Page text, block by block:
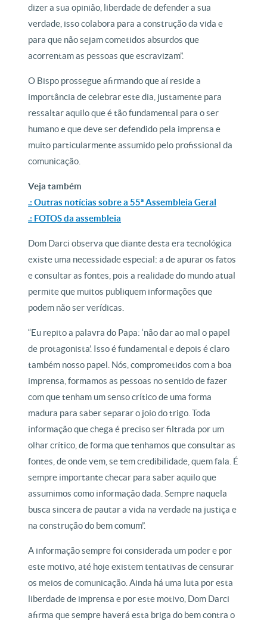
dizer a sua opinião, liberdade de defender a sua
verdade, isso colabora para a construção da vida e
para que não sejam cometidos absurdos que
acorrentam as pessoas que escravizam”.
O Bispo prossegue afirmando que aí reside a
importância de celebrar este dia, justamente para
ressaltar aquilo que é tão fundamental para o ser
humano e que deve ser defendido pela imprensa e
muito particularmente assumido pelo profissional da
comunicação.
Veja também
.: Outras notícias sobre a 55ª Assembleia Geral
.: FOTOS da assembleia
Dom Darci observa que diante desta era tecnológica
existe uma necessidade especial: a de apurar os fatos
e consultar as fontes, pois a realidade do mundo atual
permite que muitos publiquem informações que
podem não ser verídicas.
“Eu repito a palavra do Papa: ‘não dar ao mal o papel
de protagonista’. Isso é fundamental e depois é claro
também nosso papel. Nós, comprometidos com a boa
imprensa, formamos as pessoas no sentido de fazer
com que tenham um senso crítico de uma forma
madura para saber separar o joio do trigo. Toda
informação que chega é preciso ser filtrada por um
olhar crítico, de forma que tenhamos que consultar as
fontes, de onde vem, se tem credibilidade, quem fala. É
sempre importante checar para saber aquilo que
assumimos como informação dada. Sempre naquela
busca sincera de pautar a vida na verdade na justiça e
na construção do bem comum”.
A informação sempre foi considerada um poder e por
este motivo, até hoje existem tentativas de censurar
os meios de comunicação. Ainda há uma luta por esta
liberdade de imprensa e por este motivo, Dom Darci
afirma que sempre haverá esta briga do bem contra o